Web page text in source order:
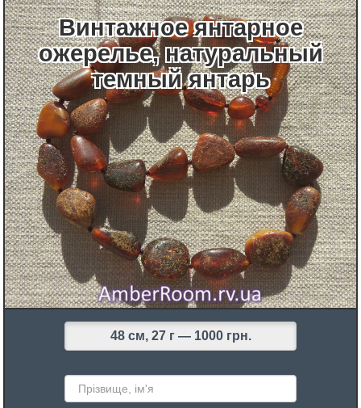
Винтажное янтарное
ожерелье, натуральный
темный янтарь
48 cм, 27 г — 1000 грн.